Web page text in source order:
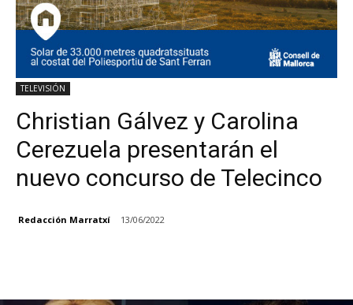
TELEVISIÓN
Christian Gálvez y Carolina
Cerezuela presentarán el
nuevo concurso de Telecinco
Redacción Marratxí 13/06/2022